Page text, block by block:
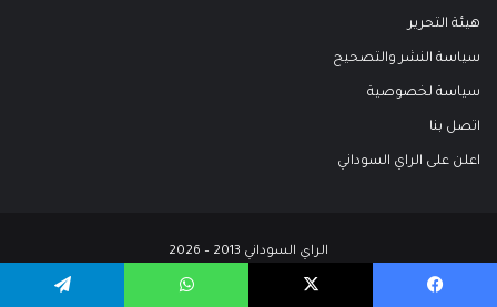
هيئة التحرير
سياسة النشر والتصحيح
سياسة لخصوصية
اتصل بنا
اعلن على الراي السوداني
الراي السوداني 2013 – 2026
Site operated by Asim Host LTD (UK) - تطوير:
عاصم هوست